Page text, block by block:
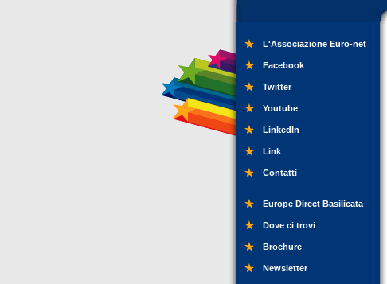
L'Associazione Euro-net
Facebook
Twitter
Youtube
LinkedIn
Link
Contatti
Europe Direct Basilicata
Dove ci trovi
Brochure
Newsletter